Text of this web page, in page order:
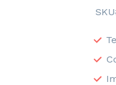
SKU